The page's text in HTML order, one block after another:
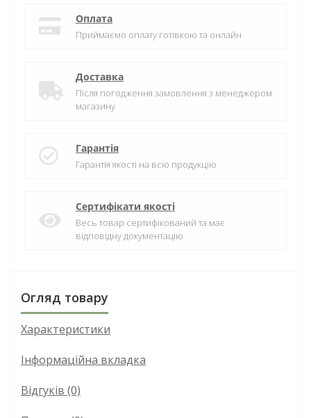
Оплата
Приймаємо оплату готівкою та онлайн
Доставка
Після погодження замовлення з менеджером
магазину
Гарантія
Гарантія якості на всю продукцію
Сертифікати якості
Весь товар сертифікований та має
відповідну документацію
Огляд товару
Характеристики
Інформаційна вкладка
Відгуків (0)